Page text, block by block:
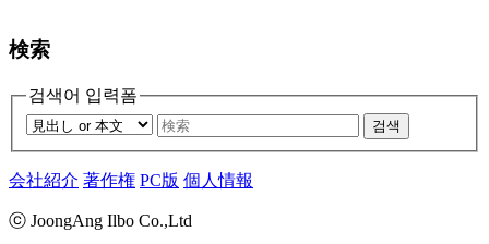
検索
검색어 입력폼
검색
会社紹介 著作権 PC版 個人情報
ⓒ JoongAng Ilbo Co.,Ltd